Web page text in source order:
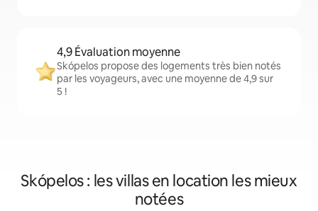
4,9 Évaluation moyenne
Skópelos propose des logements très bien notés
par les voyageurs, avec une moyenne de 4,9 sur
5 !
Skópelos : les villas en location les mieux
notées